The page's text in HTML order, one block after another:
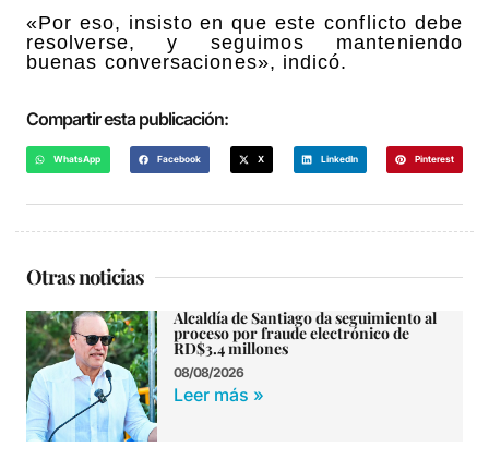
«Por eso, insisto en que este conflicto debe
resolverse, y seguimos manteniendo
buenas conversaciones», indicó.
Compartir esta publicación:
WhatsApp Facebook X LinkedIn Pinterest
Otras noticias
Alcaldía de Santiago da seguimiento al
proceso por fraude electrónico de
RD$3.4 millones
08/08/2026
Leer más »